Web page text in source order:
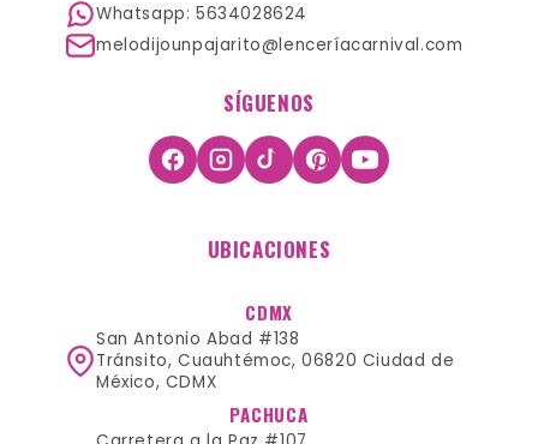
Whatsapp: 5634028624
melodijounpajarito@lenceríacarnival.com
SÍGUENOS
UBICACIONES
CDMX
San Antonio Abad #138
Tránsito, Cuauhtémoc, 06820 Ciudad de
México, CDMX
PACHUCA